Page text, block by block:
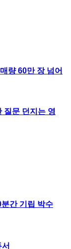
량 60만 장 넘어
질문 던지는 영
간 기립 박수